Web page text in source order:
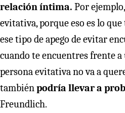
relación íntima. Por
evitativa, porque eso es lo
ese tipo de apego de evitar
cuando te encuentres frente a
persona evitativa no va a
tambiénpodría llevar a
Freundlich.